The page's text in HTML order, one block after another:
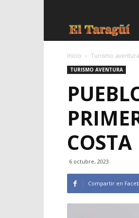
Inicio Turismo aventura
TURISMO AVENTURA
6 octubre, 2023
Compartir en